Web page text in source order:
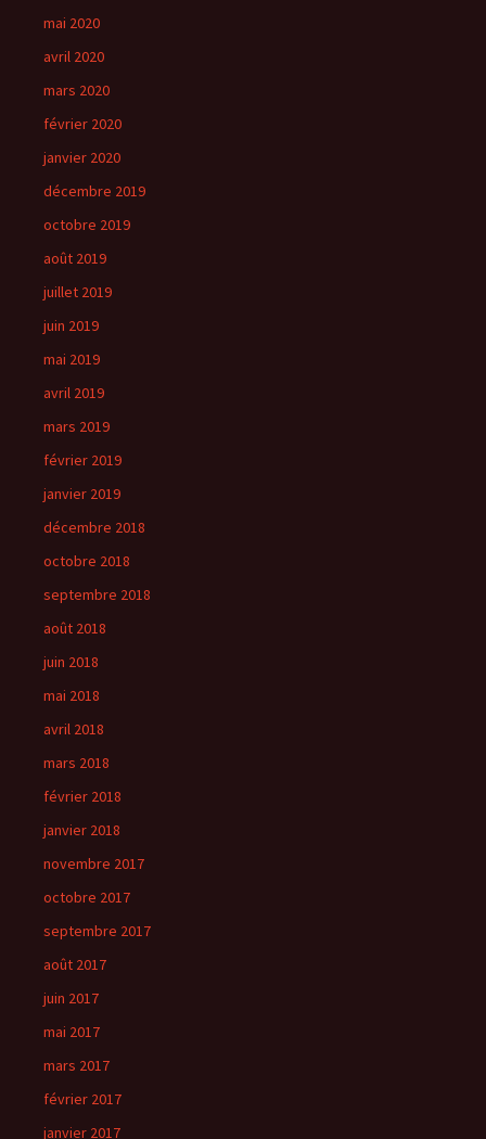
mai 2020
avril 2020
mars 2020
février 2020
janvier 2020
décembre 2019
octobre 2019
août 2019
juillet 2019
juin 2019
mai 2019
avril 2019
mars 2019
février 2019
janvier 2019
décembre 2018
octobre 2018
septembre 2018
août 2018
juin 2018
mai 2018
avril 2018
mars 2018
février 2018
janvier 2018
novembre 2017
octobre 2017
septembre 2017
août 2017
juin 2017
mai 2017
mars 2017
février 2017
janvier 2017